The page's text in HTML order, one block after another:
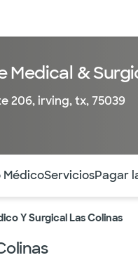
&
206, irving, tx, 75039
MédicoServiciosPagar
Y Surgical Las Colinas